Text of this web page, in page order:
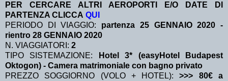
PER CERCARE ALTRI AEROPORTI E/O DATE DI
PARTENZA CLICCA QUI
PERIODO DI VIAGGIO: partenza 25 GENNAIO 2020-
rientro 28 GENNAIO 2020
N. VIAGGIATORI: 2
TIPO SISTEMAZIONE:
Hotel 3* (easyHotel Budapest
Oktogon) - Camera matrimoniale con bagno privato
PREZZO SOGGIORNO (VOLO + HOTEL):>>> 80€ a